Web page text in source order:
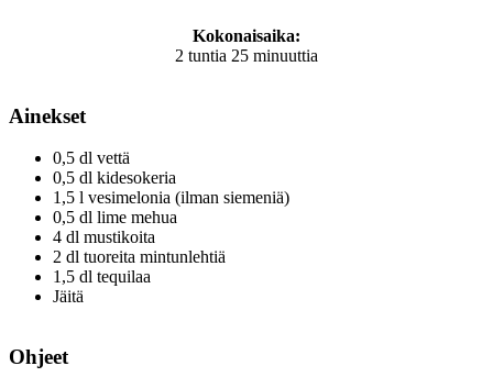
Kokonaisaika:
2 tuntia 25 minuuttia
Ainekset
0,5 dl vettä
0,5 dl kidesokeria
1,5 l vesimelonia (ilman siemeniä)
0,5 dl lime mehua
4 dl mustikoita
2 dl tuoreita mintunlehtiä
1,5 dl tequilaa
Jäitä
Ohjeet